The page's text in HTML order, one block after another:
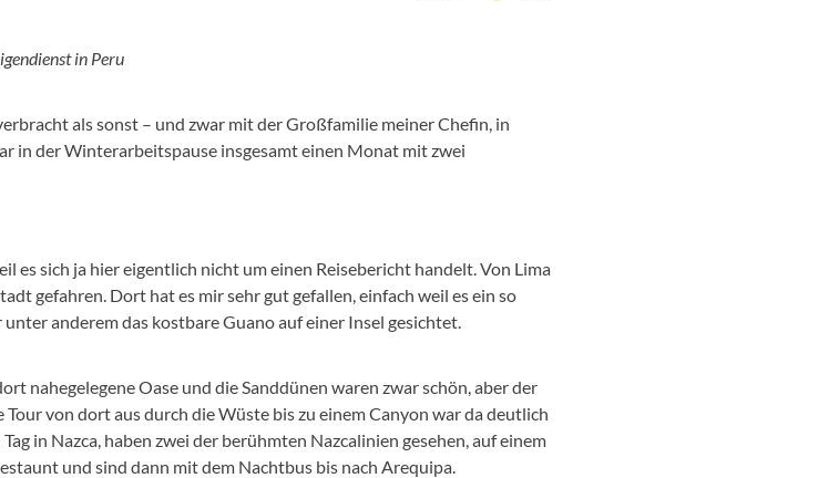
in Peru
als sonst – und zwar mit der Großfamilie meiner Chefin, in
in der Winterarbeitspause insgesamt einen Monat mit zwei
es sich ja hier eigentlich nicht um einen Reisebericht handelt. Von Lima
gefahren. Dort hat es mir sehr gut gefallen, einfach weil es ein so
anderem das kostbare Guano auf einer Insel gesichtet.
nahegelegene Oase und die Sanddünen waren zwar schön, aber der
von dort aus durch die Wüste bis zu einem Canyon war da deutlich
in Nazca, haben zwei der berühmten Nazcalinien gesehen, auf einem
und sind dann mit dem Nachtbus bis nach Arequipa.